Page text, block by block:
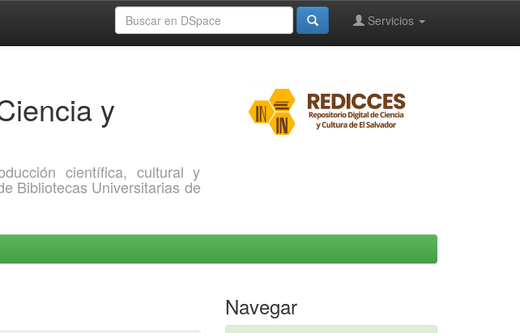
Servicios
y
científica, cultural y
Bibliotecas Universitarias de
Navegar